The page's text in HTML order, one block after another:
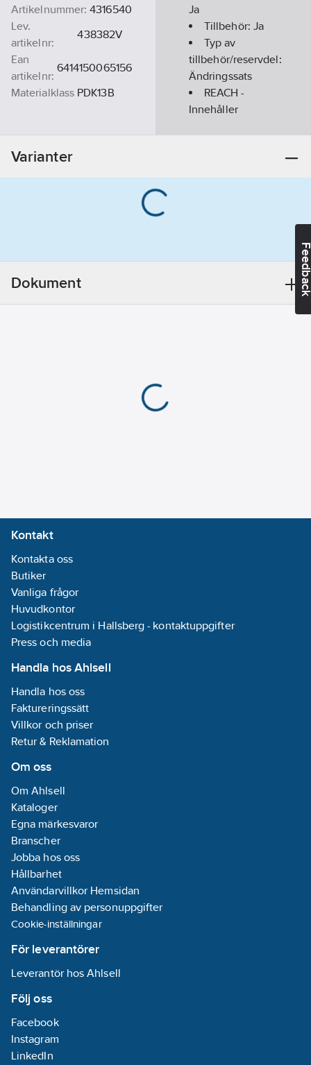
Artikelnummer: 4316540
Lev.
artikelnr:
438382V
Ean
artikelnr:
6414150065156
Materialklass PDK13B
Ja
Tillbehör: Ja
Typ av
tillbehör/reservdel:
Ändringssats
REACH -
Innehåller
Datum:2022-
Varianter
Dokument
Kontakt
Kontakta oss
Butiker
Vanliga frågor
Huvudkontor
Logistikcentrum i Hallsberg - kontaktuppgifter
Press och media
Handla hos Ahlsell
Handla hos oss
Faktureringssätt
Villkor och priser
Retur & Reklamation
Om oss
Om Ahlsell
Kataloger
Egna märkesvaror
Branscher
Jobba hos oss
Hållbarhet
Användarvillkor Hemsidan
Behandling av personuppgifter
Cookie-inställningar
För leverantörer
Leverantör hos Ahlsell
Följ oss
Facebook
Instagram
LinkedIn